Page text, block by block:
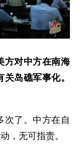
方对中方在南海
岛礁军事化。
了。中方在自
，无可指责。